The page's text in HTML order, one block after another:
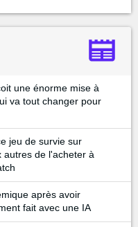
une énorme mise à
va tout changer pour
jeu de survie sur
autres de l'acheter à
après avoir
fait avec une IA